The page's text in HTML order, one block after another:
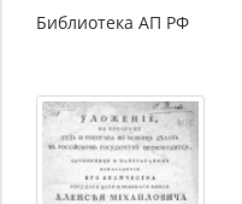
Библиотека АП РФ